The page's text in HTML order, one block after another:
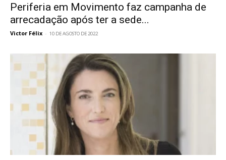
Periferia em Movimento faz campanha de
arrecadação após ter a sede...
Victor Félix - 10 DE AGOSTO DE 2022